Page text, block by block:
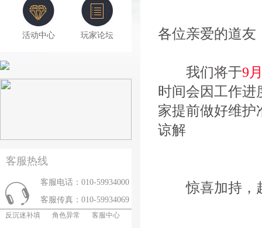
活动中心 玩家论坛
客服热线
客服电话：010-59934000
客服传真：010-59934069
反沉迷补填 角色异常 客服中心
各位亲爱的道友
我们将于9
时间会因工作进
家提前做好维护
谅解
惊喜加持，